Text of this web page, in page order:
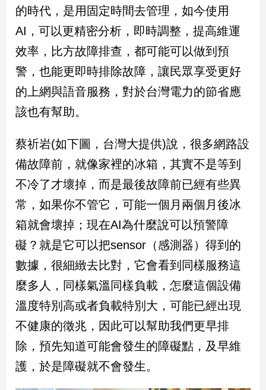
區
南
台
觀
點
南
台
灣
觀
點
娛
樂
樂
星
聞
流
行/
尚
追
的時代，是用固定時間去管理，如今使用
AI，可以更精密分析，即時調整，提高維運
效率，比方故障排查，都可能可以做到預
警，也能更即時排除故障，讓民眾享受更好
的上網與語音服務，對於台灣電力的節省應
該也有幫助。
蔡祈岩(如下圖，台灣大提供)說，很多網路設
備故障前，就像家裡的冰箱，其實不是等到
不冷了才壞掉，而是最後故障前已經有些異
常，如果你不管它，可能一個月兩個月後冰
箱就會壞掉；現在AI為什麼說可以預警障
礙？就是它可以把sensor（感測器）得到的
數據，很細緻去比對，它會看到同樣服務這
麼多人，同樣氣溫同樣負載，怎麼這個設備
溫度特別高或者負載特別大，可能已經出現
不健康的徵兆，因此可以幫助我們更早排
除，預先知道可能會發生的障礙點，及早維
護，於是障礙就不會發生。